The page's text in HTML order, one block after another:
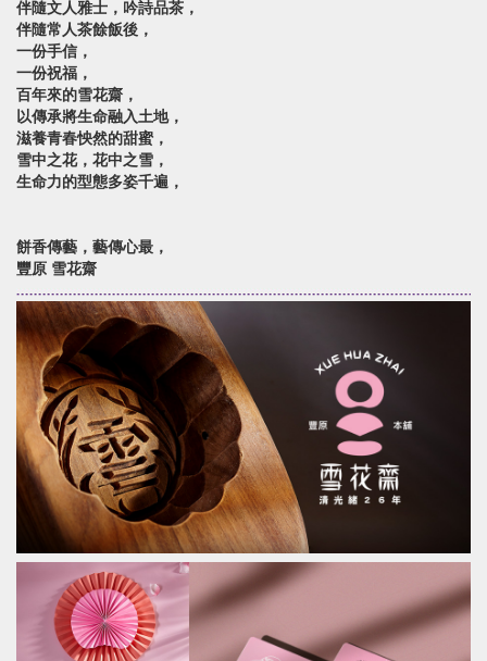
伴隨文人雅士，吟詩品茶，
伴隨常人茶餘飯後，
一份手信，
一份祝福，
百年來的雪花齋，
以傳承將生命融入土地，
滋養青春怏然的甜蜜，
雪中之花，花中之雪，
生命力的型態多姿千遍，
餅香傳藝，藝傳心最，
豐原 雪花齋